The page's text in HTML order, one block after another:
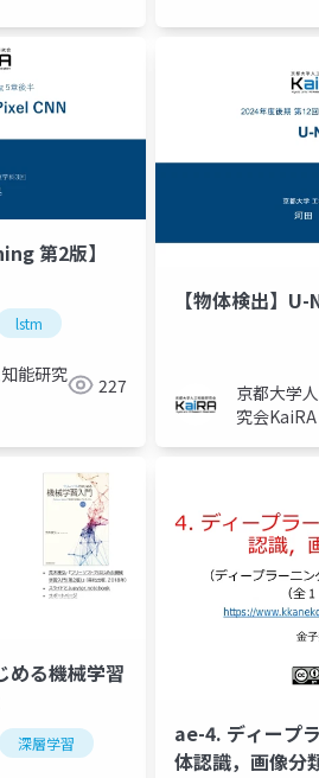
第2版】
lstm
能研究
227
【物体検出】
京都大学
究会KaiRA
める機械学習
深層学習
ae-4. ディープ
体認識，画像分